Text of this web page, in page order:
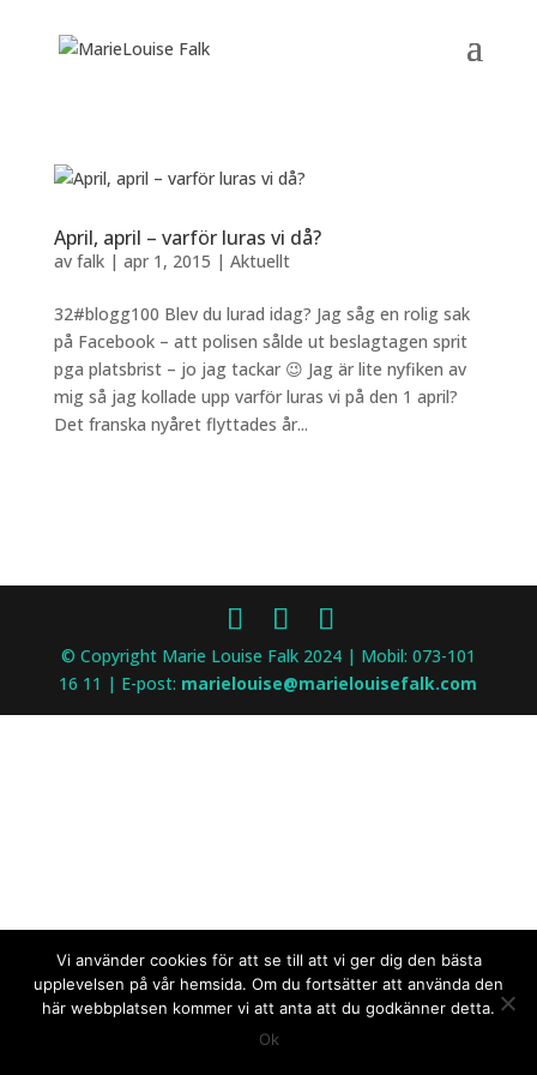
April, april – varför luras vi då?
av falk| apr 1, 2015 | Aktuellt
32#blogg100 Blev du lurad idag? Jag såg en rolig sak
på Facebook – att polisen sålde ut beslagtagen sprit
pga platsbrist – jo jag tackar 😉 Jag är lite nyfiken av
mig så jag kollade upp varför luras vi på den 1 april?
Det franska nyåret flyttades år...
© Copyright Marie Louise Falk 2024 | Mobil: 073-101
16 11 | E-post: marielouise@marielouisefalk.com
Vi använder cookies för att se till att vi ger dig den bästa
upplevelsen på vår hemsida. Om du fortsätter att använda den
här webbplatsen kommer vi att anta att du godkänner detta.
Ok